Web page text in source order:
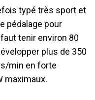
typé très sport et
pédalage pour
tenir environ 80
plus de 350
min en forte
maximaux.